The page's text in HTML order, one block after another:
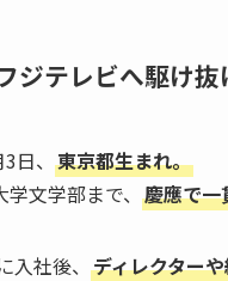
ジテレビへ駆け
日、 東京都生まれ。
文学部まで、 慶應で一
社後、 ディレクター